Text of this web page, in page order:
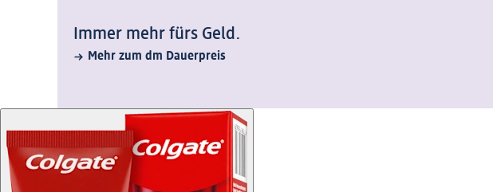
Immer mehr fürs Geld.
Mehr zum dm Dauerpreis